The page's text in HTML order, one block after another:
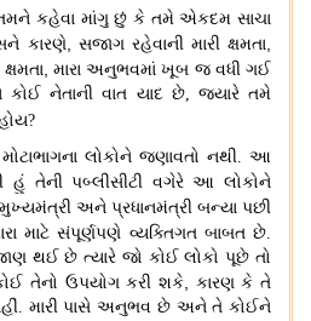
કહેવા માંગુ છું કે તમે એકદમ સાચા
કારણે, સજાગ રહેવાની મારી ક્ષમતા,
, મારા અનુભવમાં ખૂબ જ વધી ગઈ
કોઈ નેતાની વાત યાદ છે, જયારે તમે
લોકોને જણાવતો નથી.આ
હું તેની પબ્લીસીટી વગેરે આ લોકોને
અને પ્રધાનમંત્રી બન્યા પછી
માટે સંપૂર્ણપણે વ્યક્તિગત બાબત છે.
થઈ છે ત્યારે જો કોઈ લોકો પૂછે તો
તેનો ઉપયોગ કરી શકે, કારણ કે તે
. મારી પાસે અનુભવ છે અને તે કોઈને